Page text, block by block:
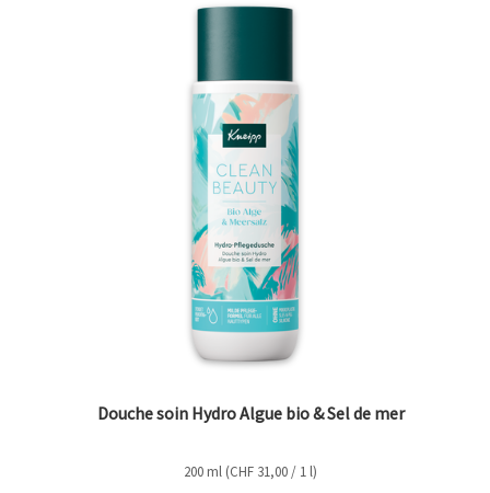
Douche soin Hydro Algue bio & Sel de mer
200 ml (CHF 31,00 / 1 l)